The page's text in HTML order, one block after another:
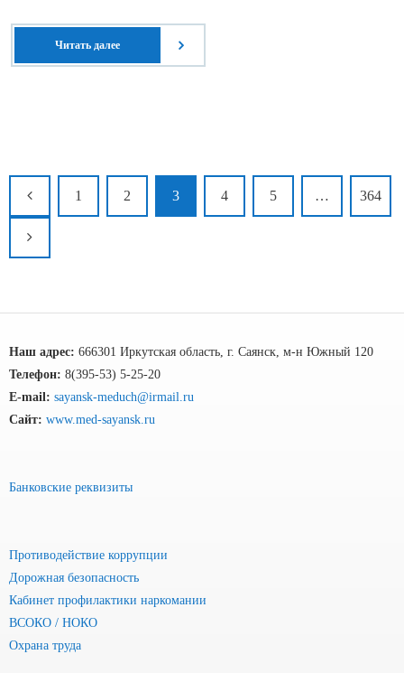
Читать далее
1 2 3 4 5 … 364
Наш адрес: 666301 Иркутская область, г. Саянск, м-н Южный 120
Телефон: 8(395-53) 5-25-20
E-mail: sayansk-meduch@irmail.ru
Сайт: www.med-sayansk.ru
Банковские реквизиты
Противодействие коррупции
Дорожная безопасность
Кабинет профилактики наркомании
ВСОКО / НОКО
Охрана труда